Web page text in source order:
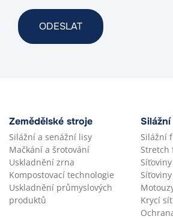
Zemědělské stroje
Silážní a senážní lisy
Mačkání a šrotování
Uskladnění zrna
Kompostovací technologie
Uskladnění průmyslových
produktů
Silážní
Stretch
Krycí